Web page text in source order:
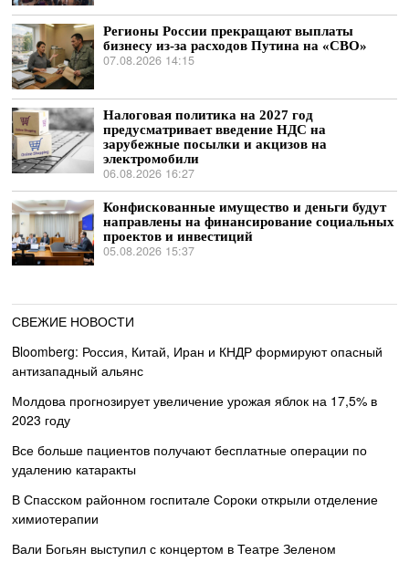
Регионы России прекращают выплаты
бизнесу из-за расходов Путина на «СВО»
07.08.2026 14:15
Налоговая политика на 2027 год
предусматривает введение НДС на
зарубежные посылки и акцизов на
электромобили
06.08.2026 16:27
Конфискованные имущество и деньги будут
направлены на финансирование социальных
проектов и инвестиций
05.08.2026 15:37
СВЕЖИЕ НОВОСТИ
Bloomberg: Россия, Китай, Иран и КНДР формируют опасный
антизападный альянс
Молдова прогнозирует увеличение урожая яблок на 17,5% в
2023 году
Все больше пациентов получают бесплатные операции по
удалению катаракты
В Спасском районном госпитале Сороки открыли отделение
химиотерапии
Вали Богьян выступил с концертом в Театре Зеленом